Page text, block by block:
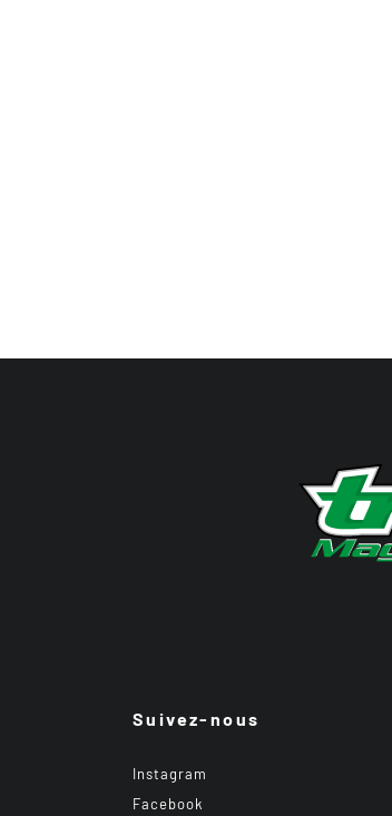
Suivez-nous
Instagram
Facebook